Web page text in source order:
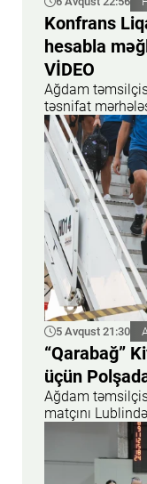
Konfrans
hesabla
VİDEO
Ağdam
təsnifat
5 Avqust 21:30
“Qarabağ”
üçün
Ağdam
matçını